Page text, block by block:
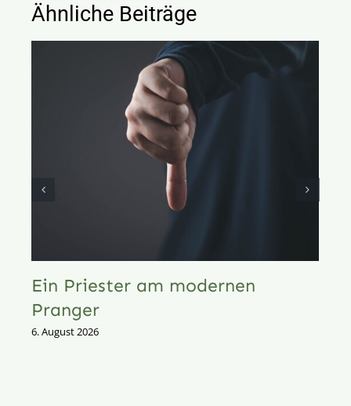
Ähnliche Beiträge
Ein Priester am modernen
Pranger
6. August 2026